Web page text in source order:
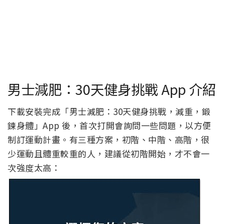
男士減肥：30天健身挑戰 App 介紹
下載安裝完成「男士減肥：30天健身挑戰，減重，鍛
鍊身體」App 後，首次打開會詢問一些問題，以方便
制訂運動計畫。有三種方案，初階、中階、高階，很
少運動且體重較重的人，建議從初階開始，才不會一
次強度太高：